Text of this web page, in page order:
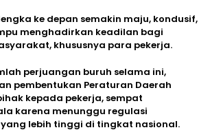
ke depan semakin maju, kondusif,
menghadirkan keadilan bagi
khususnya para pekerja.
perjuangan buruh selama ini,
pembentukan Peraturan Daerah
kepada pekerja, sempat
karena menunggu regulasi
lebih tinggi di tingkat nasional.